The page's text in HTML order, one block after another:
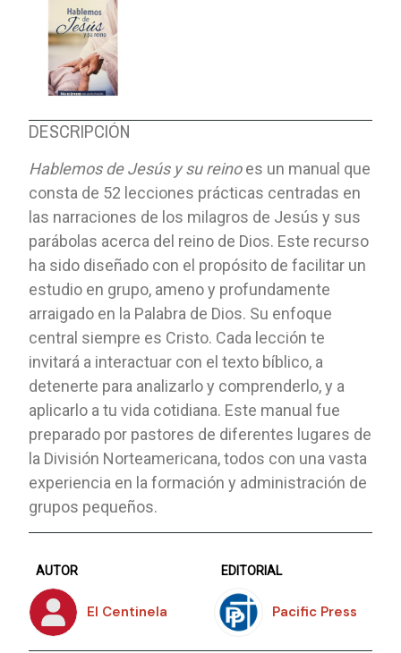
DESCRIPCIÓN
Hablemos de Jesús y su reinoes un manual que
consta de 52 lecciones prácticas centradas en
las narraciones de los milagros de Jesús y sus
parábolas acerca del reino de Dios. Este recurso
ha sido diseñado con el propósito de facilitar un
estudio en grupo, ameno y profundamente
arraigado en la Palabra de Dios. Su enfoque
central siempre es Cristo. Cada lección te
invitará a interactuar con el texto bíblico, a
detenerte para analizarlo y comprenderlo, y a
aplicarlo a tu vida cotidiana. Este manual fue
preparado por pastores de diferentes lugares de
la División Norteamericana, todos con una vasta
experiencia en la formación y administración de
grupos pequeños.
AUTOR
El Centinela
EDITORIAL
Pacific Press